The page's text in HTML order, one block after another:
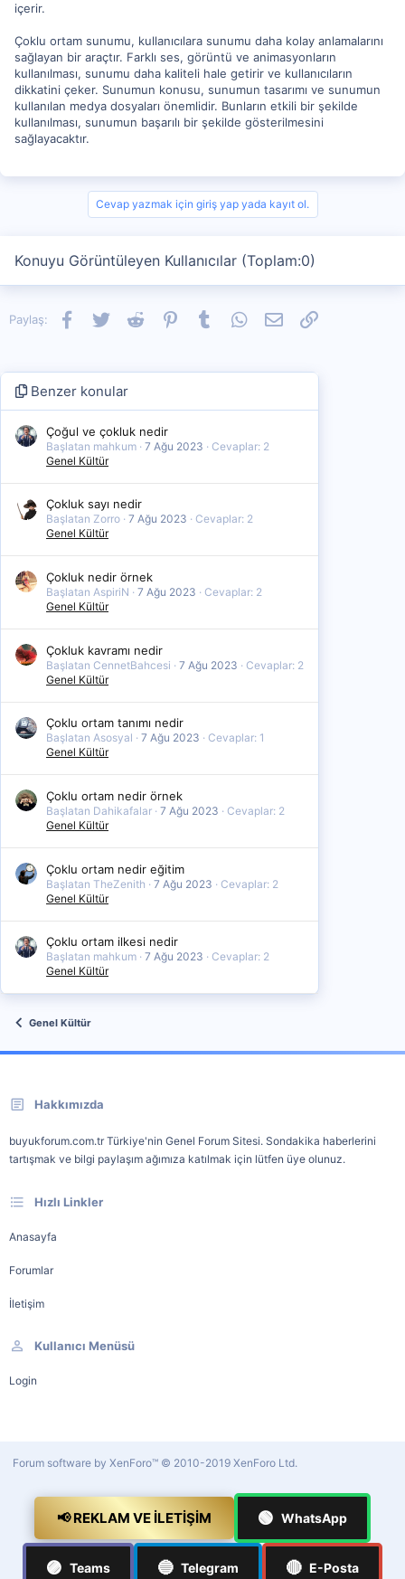
içerir.
Çoklu ortam sunumu, kullanıcılara sunumu daha kolay anlamalarını
sağlayan bir araçtır. Farklı ses, görüntü ve animasyonların
kullanılması, sunumu daha kaliteli hale getirir ve kullanıcıların
dikkatini çeker. Sunumun konusu, sunumun tasarımı ve sunumun
kullanılan medya dosyaları önemlidir. Bunların etkili bir şekilde
kullanılması, sunumun başarılı bir şekilde gösterilmesini
sağlayacaktır.
Cevap yazmak için giriş yap yada kayıt ol.
Konuyu Görüntüleyen Kullanıcılar (Toplam:0)
Paylaş: Facebook
TwitterReddit PinterestTumblrWhatsApp
E-postaLink
Benzer konular
Çoğul ve çokluk nedir
Başlatan mahkum 7 Ağu 2023
Cevaplar: 2
Genel Kültür
Çokluk sayı nedir
Başlatan Zorro 7 Ağu 2023
Cevaplar: 2
Genel Kültür
Çokluk nedir örnek
Başlatan AspiriN 7 Ağu 2023
Cevaplar: 2
Genel Kültür
Çokluk kavramı nedir
Başlatan CennetBahcesi 7 Ağu 2023
Cevaplar: 2
Genel Kültür
Çoklu ortam tanımı nedir
Başlatan Asosyal 7 Ağu 2023
Cevaplar: 1
Genel Kültür
Çoklu ortam nedir örnek
Başlatan Dahikafalar 7 Ağu 2023
Cevaplar: 2
Genel Kültür
Çoklu ortam nedir eğitim
Başlatan TheZenith 7 Ağu 2023
Cevaplar: 2
Genel Kültür
Çoklu ortam ilkesi nedir
Başlatan mahkum 7 Ağu 2023
Cevaplar: 2
Genel Kültür
Genel Kültür
Hakkımızda
buyukforum.com.tr Türkiye'nin Genel Forum Sitesi. Sondakika haberlerini
tartışmak ve bilgi paylaşım ağımıza katılmak için lütfen üye olunuz.
Hızlı Linkler
Anasayfa
Forumlar
İletişim
Kullanıcı Menüsü
Login
Forum software by XenForo™ © 2010-2019 XenForo Ltd.
📢 REKLAM VE İLETIŞIM 🟢 WhatsApp
🟣 Teams 🔵 Telegram 🔴 E-Posta